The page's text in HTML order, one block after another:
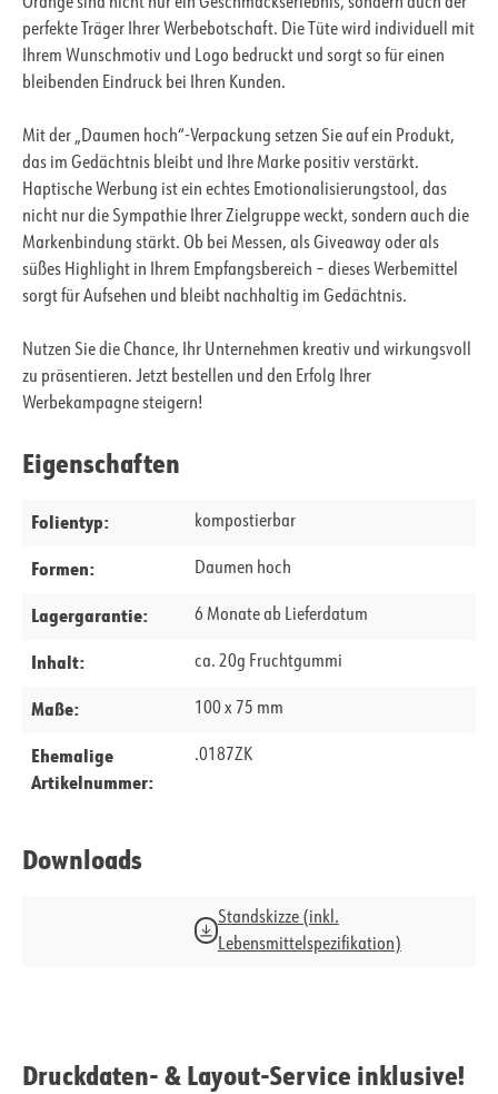
Orange sind nicht nur ein Geschmackserlebnis, sondern auch der
perfekte Träger Ihrer Werbebotschaft. Die Tüte wird individuell mit
Ihrem Wunschmotiv und Logo bedruckt und sorgt so für einen
bleibenden Eindruck bei Ihren Kunden.
Mit der „Daumen hoch“-Verpackung setzen Sie auf ein Produkt,
das im Gedächtnis bleibt und Ihre Marke positiv verstärkt.
Haptische Werbung ist ein echtes Emotionalisierungstool, das
nicht nur die Sympathie Ihrer Zielgruppe weckt, sondern auch die
Markenbindung stärkt. Ob bei Messen, als Giveaway oder als
süßes Highlight in Ihrem Empfangsbereich – dieses Werbemittel
sorgt für Aufsehen und bleibt nachhaltig im Gedächtnis.
Nutzen Sie die Chance, Ihr Unternehmen kreativ und wirkungsvoll
zu präsentieren. Jetzt bestellen und den Erfolg Ihrer
Werbekampagne steigern!
Eigenschaften
Folientyp: kompostierbar
Formen: Daumen hoch
Lagergarantie: 6 Monate ab Lieferdatum
Inhalt: ca. 20g Fruchtgummi
Maße: 100 x 75 mm
Ehemalige
Artikelnummer:
.0187ZK
Downloads
Standskizze (inkl.
Lebensmittelspezifikation)
Druckdaten- & Layout-Service inklusive!